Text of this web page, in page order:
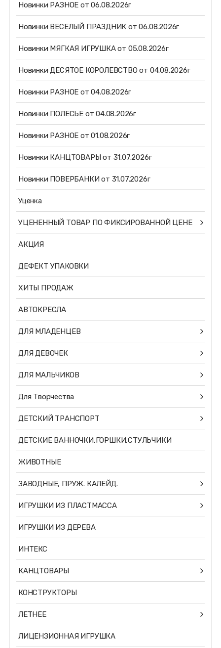
Новинки РАЗНОЕ от 06.08.2026г
Новинки ВЕСЕЛЫЙ ПРАЗДНИК от 06.08.2026г
Новинки МЯГКАЯ ИГРУШКА от 05.08.2026г
Новинки ДЕСЯТОЕ КОРОЛЕВСТВО от 04.08.2026г
Новинки РАЗНОЕ от 04.08.2026г
Новинки ПОЛЕСЬЕ от 04.08.2026г
Новинки РАЗНОЕ от 01.08.2026г
Новинки КАНЦТОВАРЫ от 31.07.2026г
Новинки ПОВЕРБАНКИ от 31.07.2026г
Уценка
УЦЕНЕННЫЙ ТОВАР ПО ФИКСИРОВАННОЙ ЦЕНЕ
АКЦИЯ
ДЕФЕКТ УПАКОВКИ
ХИТЫ ПРОДАЖ
АВТОКРЕСЛА
ДЛЯ МЛАДЕНЦЕВ
ДЛЯ ДЕВОЧЕК
ДЛЯ МАЛЬЧИКОВ
Для Творчества
ДЕТСКИЙ ТРАНСПОРТ
ДЕТСКИЕ ВАННОЧКИ,ГОРШКИ,СТУЛЬЧИКИ
ЖИВОТНЫЕ
ЗАВОДНЫЕ, ПРУЖ. КАЛЕЙД.
ИГРУШКИ ИЗ ПЛАСТМАССА
ИГРУШКИ ИЗ ДЕРЕВА
ИНТЕКС
КАНЦТОВАРЫ
КОНСТРУКТОРЫ
ЛЕТНЕЕ
ЛИЦЕНЗИОННАЯ ИГРУШКА